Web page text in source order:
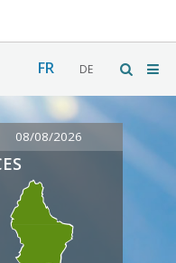
FR DE
08/08/2026